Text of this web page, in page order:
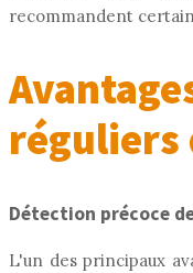
recommandent
réguliers
Détection précoce
L'un des principaux